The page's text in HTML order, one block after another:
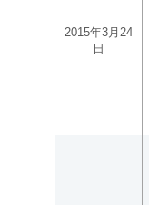
2015年3月24
日